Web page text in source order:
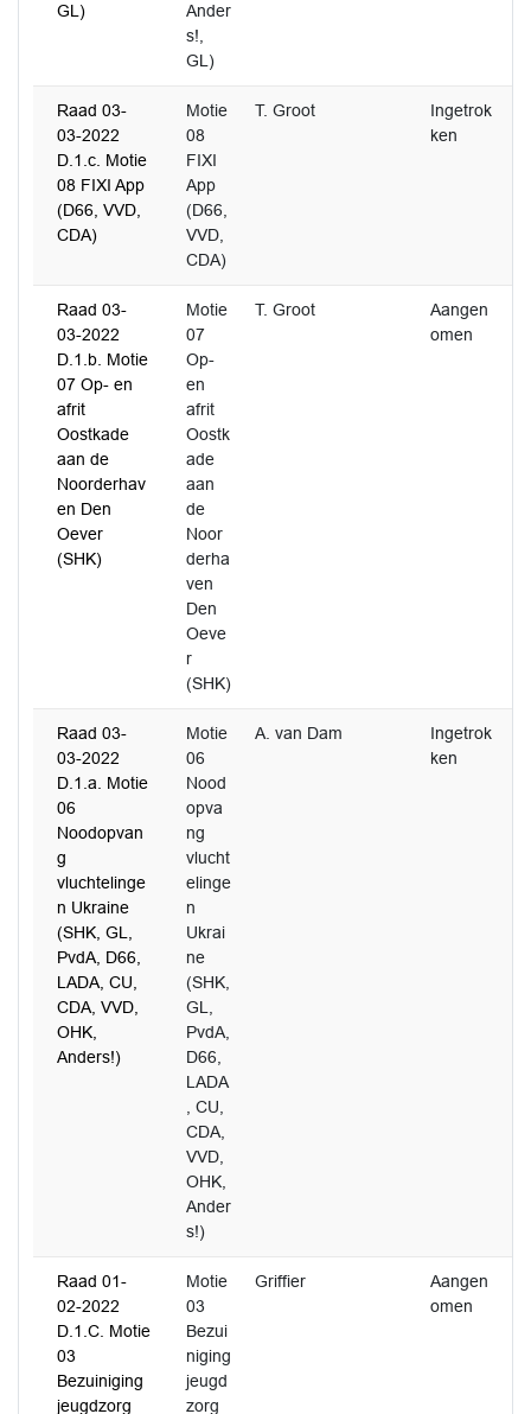
GL)
Ander
s!,
GL)
Raad 03-
03-2022
D.1.c. Motie
08 FIXI App
(D66, VVD,
CDA)
Motie
08
FIXI
App
(D66,
VVD,
CDA)
T. Groot
Ingetrok
ken
Raad 03-
03-2022
D.1.b. Motie
07 Op- en
afrit
Oostkade
aan de
Noorderhav
en Den
Oever
(SHK)
Motie
07
Op-
en
afrit
Oostk
ade
aan
de
Noor
derha
ven
Den
Oeve
r
(SHK)
T. Groot
Aangen
omen
Raad 03-
03-2022
D.1.a. Motie
06
Noodopvan
g
vluchtelinge
n Ukraine
(SHK, GL,
PvdA, D66,
LADA, CU,
CDA, VVD,
OHK,
Anders!)
Motie
06
Nood
opva
ng
vlucht
elinge
n
Ukrai
ne
(SHK,
GL,
PvdA,
D66,
LADA
, CU,
CDA,
VVD,
OHK,
Ander
s!)
A. van Dam
Ingetrok
ken
Raad 01-
02-2022
D.1.C. Motie
03
Bezuiniging
jeugdzorg
Motie
03
Bezui
niging
jeugd
zorg
Griffier
Aangen
omen